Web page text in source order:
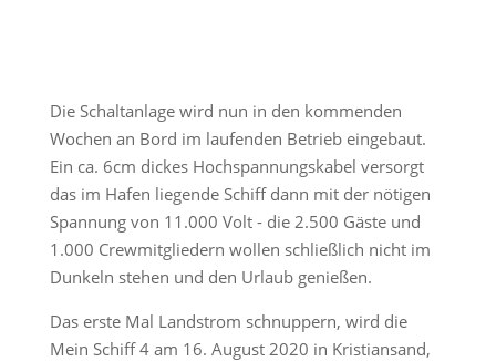
Die Schaltanlage wird nun in den kommenden
Wochen an Bord im laufenden Betrieb eingebaut.
Ein ca. 6cm dickes Hochspannungskabel versorgt
das im Hafen liegende Schiff dann mit der nötigen
Spannung von 11.000 Volt - die 2.500 Gäste und
1.000 Crewmitgliedern wollen schließlich nicht im
Dunkeln stehen und den Urlaub genießen.
Das erste Mal Landstrom schnuppern, wird die
Mein Schiff 4 am 16. August 2020 in Kristiansand,